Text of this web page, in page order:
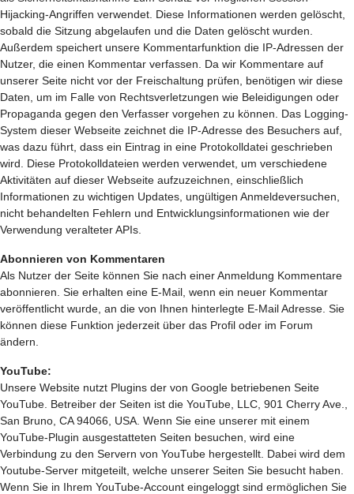
Hijacking-Angriffen verwendet. Diese Informationen werden gelöscht,
sobald die Sitzung abgelaufen und die Daten gelöscht wurden.
Außerdem speichert unsere Kommentarfunktion die IP-Adressen der
Nutzer, die einen Kommentar verfassen. Da wir Kommentare auf
unserer Seite nicht vor der Freischaltung prüfen, benötigen wir diese
Daten, um im Falle von Rechtsverletzungen wie Beleidigungen oder
Propaganda gegen den Verfasser vorgehen zu können. Das Logging-
System dieser Webseite zeichnet die IP-Adresse des Besuchers auf,
was dazu führt, dass ein Eintrag in eine Protokolldatei geschrieben
wird. Diese Protokolldateien werden verwendet, um verschiedene
Aktivitäten auf dieser Webseite aufzuzeichnen, einschließlich
Informationen zu wichtigen Updates, ungültigen Anmeldeversuchen,
nicht behandelten Fehlern und Entwicklungsinformationen wie der
Verwendung veralteter APIs.
Abonnieren von Kommentaren
Als Nutzer der Seite können Sie nach einer Anmeldung Kommentare
abonnieren. Sie erhalten eine E-Mail, wenn ein neuer Kommentar
veröffentlicht wurde, an die von Ihnen hinterlegte E-Mail Adresse. Sie
können diese Funktion jederzeit über das Profil oder im Forum
ändern.
YouTube:
Unsere Website nutzt Plugins der von Google betriebenen Seite
YouTube. Betreiber der Seiten ist die YouTube, LLC, 901 Cherry Ave.,
San Bruno, CA 94066, USA. Wenn Sie eine unserer mit einem
YouTube-Plugin ausgestatteten Seiten besuchen, wird eine
Verbindung zu den Servern von YouTube hergestellt. Dabei wird dem
Youtube-Server mitgeteilt, welche unserer Seiten Sie besucht haben.
Wenn Sie in Ihrem YouTube-Account eingeloggt sind ermöglichen Sie